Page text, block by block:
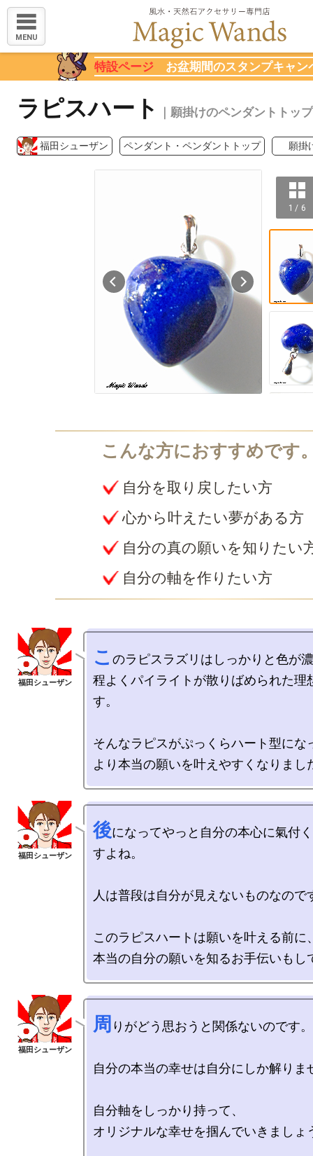
MENU
特設ページ お盆期間のスタンプキャン
ラピスハート ｜願掛けのペンダントトップ
福田シューザン ペンダント・ペンダントトップ 願掛
1 / 6
自分を取り戻したい方
心から叶えたい夢がある方
自分の真の願いを知りたい
自分の軸を作りたい方
こ のラピスラズリはしっかりと色が
程よくパイライトが散りばめられた理
す。
そんなラピスがぷっくらハート型にな
後になってやっと自分の本心に氣付
すよね。
人は普段は自分が見えないものなので
このラピスハートは願いを叶える前に
周 りがどう思おうと関係ないのです。
自分の本当の幸せは自分にしか解りま
自分軸をしっかり持って、
オリジナルな幸せを掴んでいきましょ